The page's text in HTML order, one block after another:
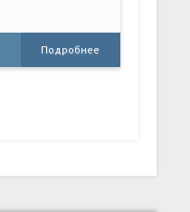
Подробнее